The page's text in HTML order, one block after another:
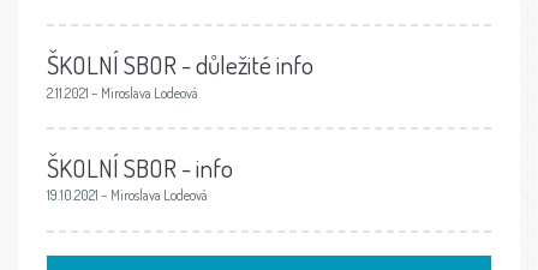
ŠKOLNÍ SBOR - důležité info
2.11.2021 – Miroslava Lodeová
ŠKOLNÍ SBOR - info
19.10.2021 – Miroslava Lodeová